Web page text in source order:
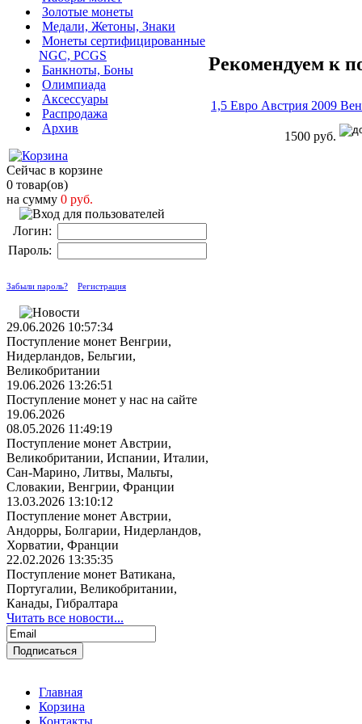
Золотые монеты
Медали, Жетоны, Знаки
Монеты сертифицированные
NGC, PCGS
Банкноты, Боны
Олимпиада
Аксессуары
Распродажа
Архив
Сейчас в корзине
0 товар(ов)
на сумму 0 руб.
Логин:
Пароль:
Забыли пароль? Регистрация
29.06.2026 10:57:34
Поступление монет Венгрии,
Нидерландов, Бельгии,
Великобритании
19.06.2026 13:26:51
Поступление монет у нас на сайте
19.06.2026
08.05.2026 11:49:19
Поступление монет Австрии,
Великобритании, Испании, Италии,
Сан-Марино, Литвы, Мальты,
Словакии, Венгрии, Франции
13.03.2026 13:10:12
Поступление монет Австрии,
Андорры, Болгарии, Нидерландов,
Хорватии, Франции
22.02.2026 13:35:35
Поступление монет Ватикана,
Португалии, Великобритании,
Канады, Гибралтара
Читать все новости...
Рекомендуем к
1,5 Евро Австрия 2009
1500 руб.
Главная
Корзина
Контакты